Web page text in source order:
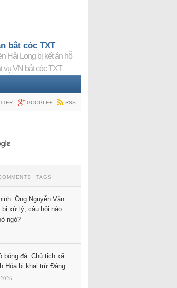
bắt cóc TXT
Hải Long bị kết án hỗ
vụ VN bắt cóc TXT
GOOGLE+ RSS
TAGS
Ông Nguyễn Văn
bị xử lý, câu hỏi nào
ngỏ?
bóng đá: Chủ tịch xã
Hóa bị khai trừ Đảng